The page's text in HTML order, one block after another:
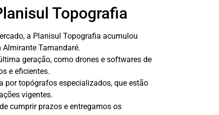
Topografia
a Planisul Topografia acumulou
Almirante Tamandaré.
geração, como drones e softwares de
e eficientes.
por topógrafos especializados, que estão
vigentes.
cumprir prazos e entregamos os